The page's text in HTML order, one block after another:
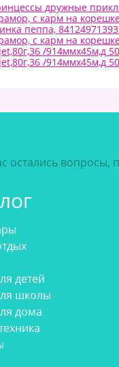
дружные
с карм на
пеппа,
с карм на
/914ммх45м,д
/914ммх45м,д
остались вопросы,
детей
школы
дома